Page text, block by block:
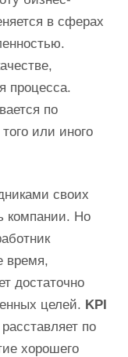
в сферах
процесса.
по
или иного
своих
компании. Но
время,
достаточно
целей. KPI
по
хорошего